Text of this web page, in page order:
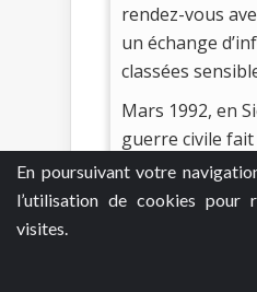
En poursuivant votre
l’utilisation de cookies pour
visites.
rendez-vous
un échange
classées
Mars 1992, en
guerre civile
Yeboah, jeune
voit son destin
laissé derrière